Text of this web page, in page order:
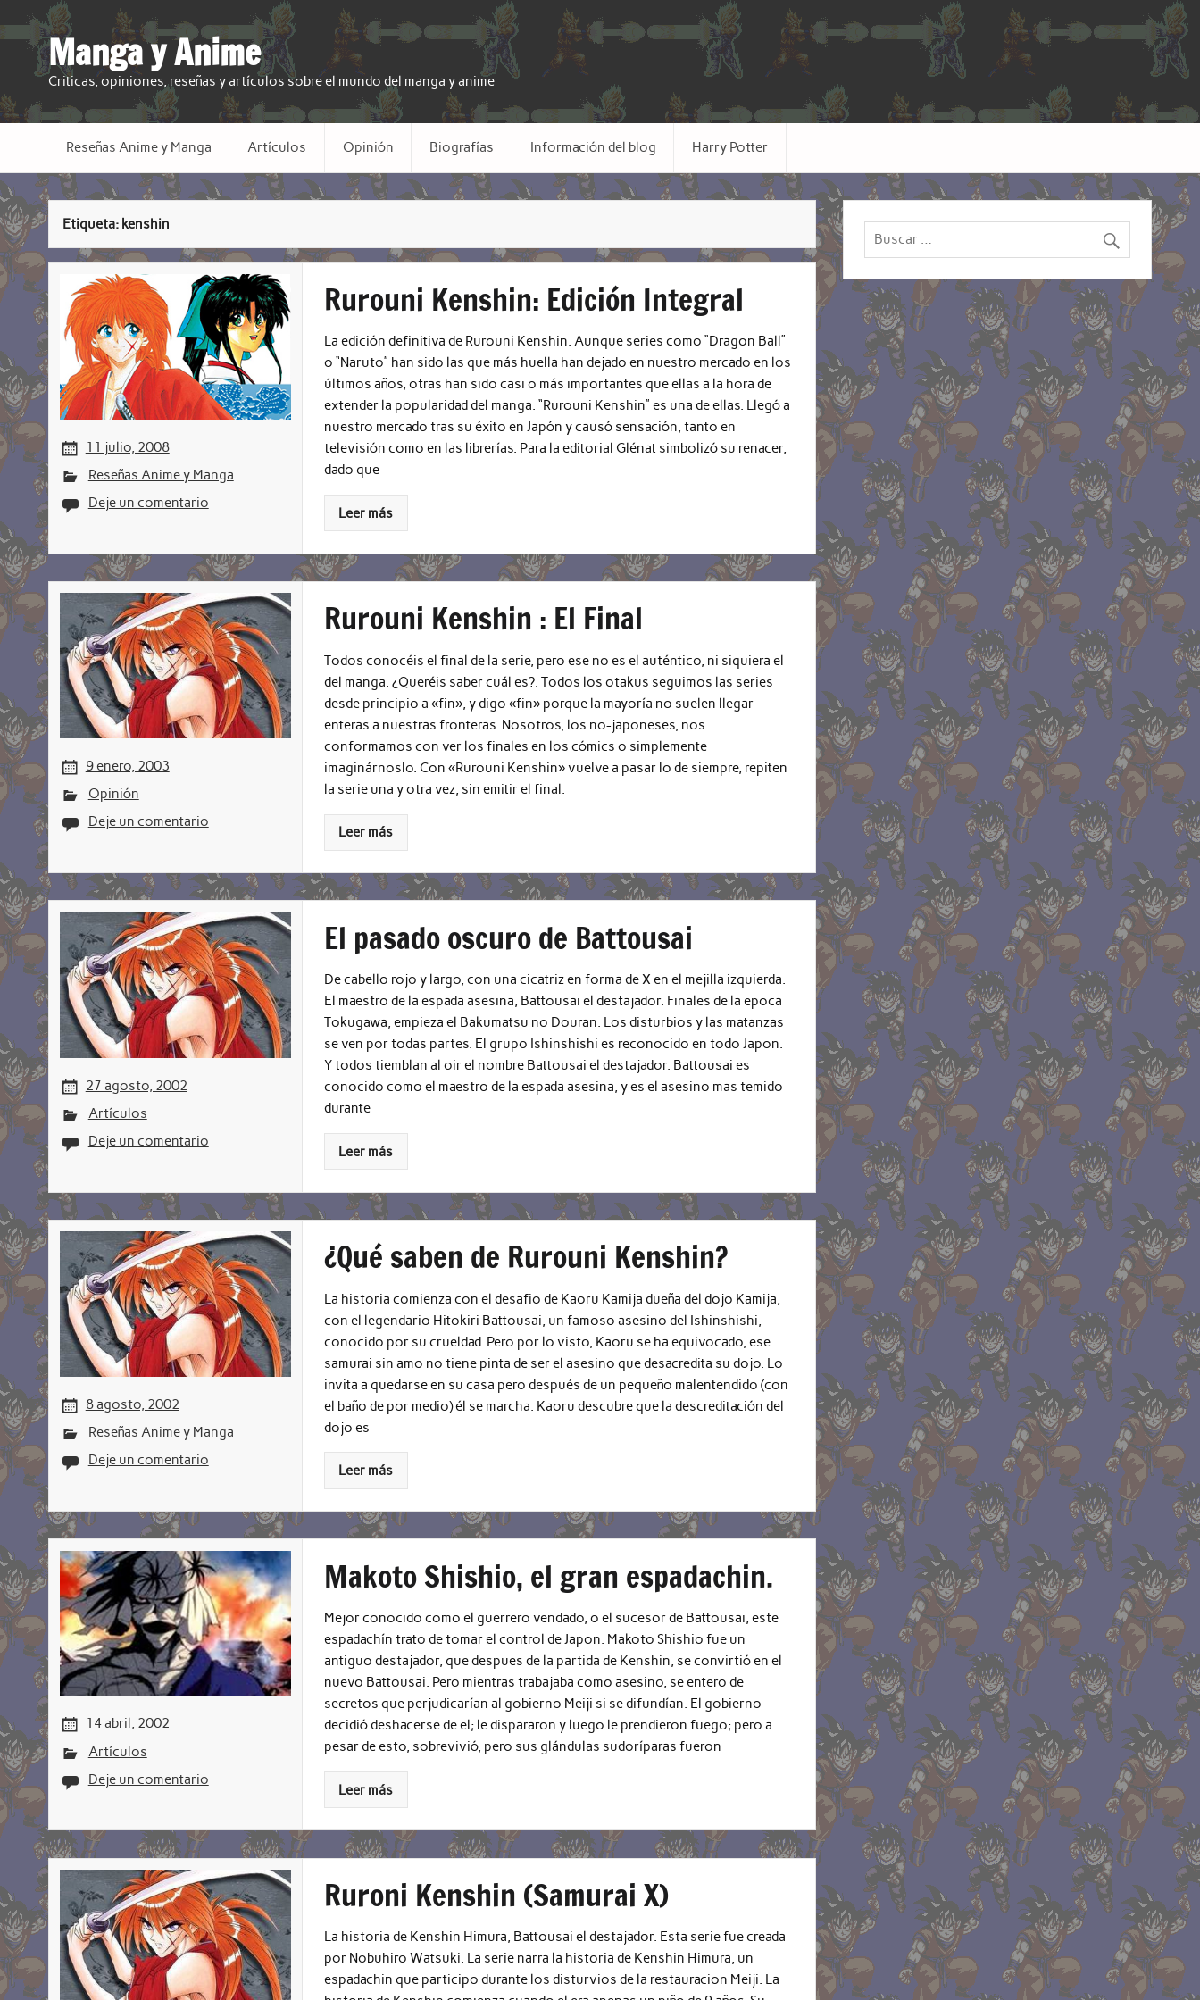
Manga y Anime
Criticas, opiniones, reseñas y artículos sobre el mundo del manga y anime
Reseñas Anime y Manga Artículos Opinión Biografías Información del blog Harry Potter
Etiqueta: kenshin
11 julio, 2008
Reseñas Anime y Manga
Deje un comentario
Rurouni Kenshin: Edición Integral
La edición definitiva de Rurouni Kenshin. Aunque series como “Dragon Ball”
o “Naruto” han sido las que más huella han dejado en nuestro mercado en los
últimos años, otras han sido casi o más importantes que ellas a la hora de
extender la popularidad del manga. “Rurouni Kenshin” es una de ellas. Llegó a
nuestro mercado tras su éxito en Japón y causó sensación, tanto en
televisión como en las librerías. Para la editorial Glénat simbolizó su renacer,
dado que
Leer más
9 enero, 2003
Opinión
Deje un comentario
Rurouni Kenshin : El Final
Todos conocéis el final de la serie, pero ese no es el auténtico, ni siquiera el
del manga. ¿Queréis saber cuál es?. Todos los otakus seguimos las series
desde principio a «fin», y digo «fin» porque la mayoría no suelen llegar
enteras a nuestras fronteras. Nosotros, los no-japoneses, nos
conformamos con ver los finales en los cómics o simplemente
imaginárnoslo. Con «Rurouni Kenshin» vuelve a pasar lo de siempre, repiten
la serie una y otra vez, sin emitir el final.
Leer más
27 agosto, 2002
Artículos
Deje un comentario
El pasado oscuro de Battousai
De cabello rojo y largo, con una cicatriz en forma de X en el mejilla izquierda.
El maestro de la espada asesina, Battousai el destajador. Finales de la epoca
Tokugawa, empieza el Bakumatsu no Douran. Los disturbios y las matanzas
se ven por todas partes. El grupo Ishinshishi es reconocido en todo Japon.
Y todos tiemblan al oir el nombre Battousai el destajador. Battousai es
conocido como el maestro de la espada asesina, y es el asesino mas temido
durante
Leer más
8 agosto, 2002
Reseñas Anime y Manga
Deje un comentario
¿Qué saben de Rurouni Kenshin?
La historia comienza con el desafio de Kaoru Kamija dueña del dojo Kamija,
con el legendario Hitokiri Battousai, un famoso asesino del Ishinshishi,
conocido por su crueldad. Pero por lo visto, Kaoru se ha equivocado, ese
samurai sin amo no tiene pinta de ser el asesino que desacredita su dojo. Lo
invita a quedarse en su casa pero después de un pequeño malentendido (con
el baño de por medio) él se marcha. Kaoru descubre que la descreditación del
dojo es
Leer más
14 abril, 2002
Artículos
Deje un comentario
Makoto Shishio, el gran espadachin.
Mejor conocido como el guerrero vendado, o el sucesor de Battousai, este
espadachín trato de tomar el control de Japon. Makoto Shishio fue un
antiguo destajador, que despues de la partida de Kenshin, se convirtió en el
nuevo Battousai. Pero mientras trabajaba como asesino, se entero de
secretos que perjudicarían al gobierno Meiji si se difundían. El gobierno
decidió deshacerse de el; le dispararon y luego le prendieron fuego; pero a
pesar de esto, sobrevivió, pero sus glándulas sudoríparas fueron
Leer más
Ruroni Kenshin (Samurai X)
La historia de Kenshin Himura, Battousai el destajador. Esta serie fue creada
por Nobuhiro Watsuki. La serie narra la historia de Kenshin Himura, un
espadachin que participo durante los disturvios de la restauracion Meiji. La